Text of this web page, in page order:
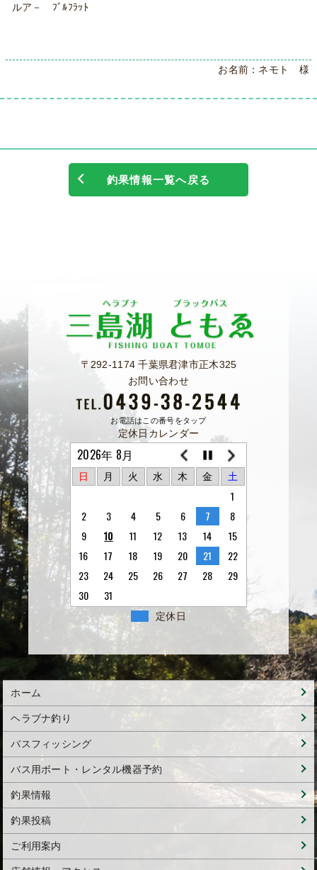
ルア－ ﾌﾞﾙﾌﾗｯﾄ
お名前：ネモト 様
釣果情報一覧へ戻る
〒292-1174 千葉県君津市正木325
お問い合わせ
お電話はこの番号をタップ
定休日カレンダー
2026年 8月
日 月 火 水 木 金 土
1
2
3 4 5 6 7
8
9
10 11 12 13 14
15
16
17 18 19 20 21
22
23
24 25 26 27 28
29
30
31
定休日
ホーム
ヘラブナ釣り
バスフィッシング
バス用ボート・レンタル機器予約
釣果情報
釣果投稿
ご利用案内